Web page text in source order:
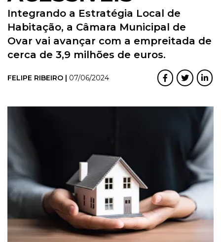
Integrando a Estratégia Local de
Habitação, a Câmara Municipal de
Ovar vai avançar com a empreitada de
cerca de 3,9 milhões de euros.
FELIPE RIBEIRO | 07/06/2024